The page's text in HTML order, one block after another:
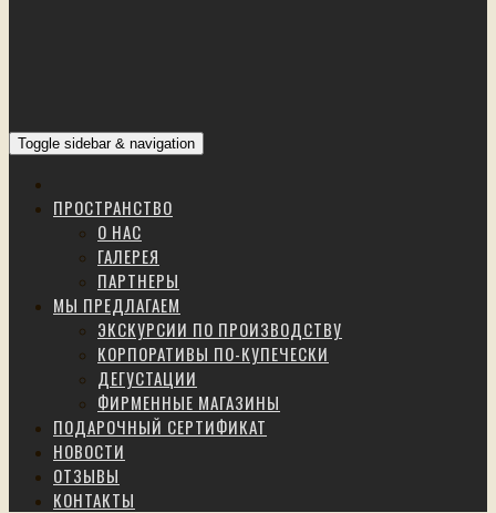
Toggle sidebar & navigation
ПРОСТРАНСТВО
О НАС
ГАЛЕРЕЯ
ПАРТНЕРЫ
МЫ ПРЕДЛАГАЕМ
ЭКСКУРСИИ ПО ПРОИЗВОДСТВУ
КОРПОРАТИВЫ ПО-КУПЕЧЕСКИ
ДЕГУСТАЦИИ
ФИРМЕННЫЕ МАГАЗИНЫ
ПОДАРОЧНЫЙ СЕРТИФИКАТ
НОВОСТИ
ОТЗЫВЫ
КОНТАКТЫ